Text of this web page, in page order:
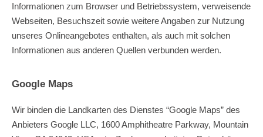
Informationen zum Browser und Betriebssystem, verweisende
Webseiten, Besuchszeit sowie weitere Angaben zur Nutzung
unseres Onlineangebotes enthalten, als auch mit solchen
Informationen aus anderen Quellen verbunden werden.
Google Maps
Wir binden die Landkarten des Dienstes “Google Maps” des
Anbieters Google LLC, 1600 Amphitheatre Parkway, Mountain